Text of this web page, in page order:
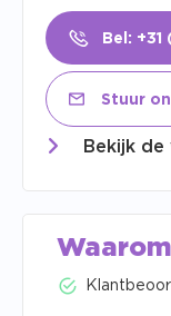
Bel: +31
Stuur
Bekijk